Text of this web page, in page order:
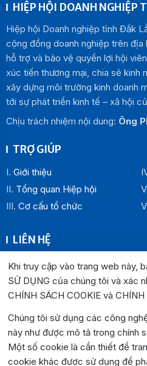
HIỆP HỘI DOANH NGHIỆP
Hiệp hội Doanh nghiệp tỉnh Đắk
cộng đồng doanh nghiệp trên
hỗ trợ và bảo vệ quyền lợi hội
xúc tiến thương mại, chia sẻ kinh
xây dựng môi trường kinh doanh
tới sự phát triển kinh tế – xã hội
Chịu trách nhiệm nội dung: Ông
TRỢ GIÚP
Giới thiệu
Tổng quan Hiệp hội
Cơ cấu tổ chức
LIÊN HỆ
Địa chỉ:
Văn phòng Hiệp hội Doanh
Trường Chinh , P. Buôn Ma
Tuy Hòa, tỉnh Đắk Lắk
Hotline: 0262.3825999
Email:
Khi truy cập vào trang web này,
SỬ DỤNG của chúng tôi và xác
CHÍNH SÁCH COOKIE và
Chúng tôi sử dụng các công
này như được mô tả trong chính
Một số cookie là cần thiết để
cookie khác được sử dụng để